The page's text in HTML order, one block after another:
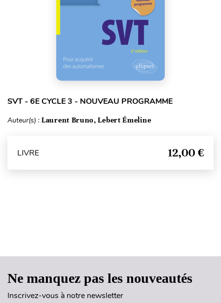
SVT - 6E CYCLE 3 - NOUVEAU PROGRAMME
Auteur(s) : Laurent Bruno, Lebert Émeline
LIVRE 12,00 €
Ne manquez pas les nouveautés
Inscrivez-vous à notre newsletter